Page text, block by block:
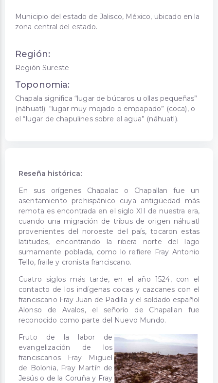
Municipio del estado de Jalisco, México, ubicado en la
zona central del estado.
Región:
Región Sureste
Toponomia:
Chapala significa “lugar de búcaros u ollas pequeñas”
(náhuatl); “lugar muy mojado o empapado” (coca), o
el “lugar de chapulines sobre el agua” (náhuatl).
Reseña histórica:
En sus orígenes Chapalac o Chapallan fue un
asentamiento prehispánico cuya antigüedad más
remota es encontrada en el siglo XII de nuestra era,
cuando una migración de tribus de origen náhuatl
provenientes del noroeste del país, tocaron estas
latitudes, encontrando la ribera norte del lago
sumamente poblada, como lo refiere Fray Antonio
Tello, fraile y cronista franciscano.
Cuatro siglos más tarde, en el año 1524, con el
contacto de los indígenas cocas y cazcanes con el
franciscano Fray Juan de Padilla y el soldado español
Alonso de Avalos, el señorío de Chapallan fue
reconocido como parte del Nuevo Mundo.
Fruto de la labor de
evangelización de los
franciscanos Fray Miguel
de Bolonia, Fray Martín de
Jesús o de la Coruña y Fray